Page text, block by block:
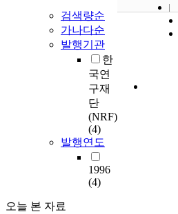
검색량순
가나다순
발행기관
한
국연
구재
단
(NRF)
(4)
발행연도
1996
(4)
오늘 본 자료